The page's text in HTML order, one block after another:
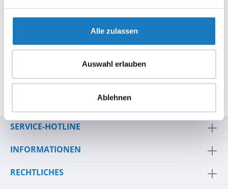
Alle zulassen
Auswahl erlauben
Ablehnen
Beschreibung
Die SpacePole® Halterung für das Verifone (Concardis)
V200c / V400c Terminal können Sie bei ALLCASH24 in
verschiedenen…Mehr
SERVICE-HOTLINE
INFORMATIONEN
RECHTLICHES